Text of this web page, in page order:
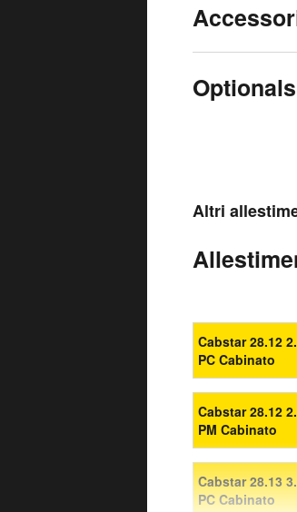
Optionals
Altri
Cabstar 28.12
PC Cabinato
Cabstar 28.12
PM Cabinato
Cabstar 28.13
PC Cabinato